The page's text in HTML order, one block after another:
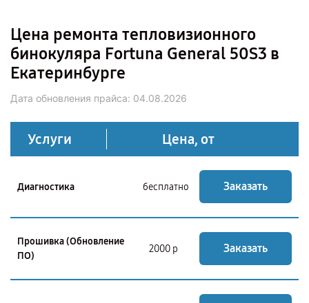
Цена ремонта тепловизионного
бинокуляра Fortuna General 50S3 в
Екатеринбурге
Дата обновления прайса: 04.08.2026
Услуги Цена, от
Диагностика бесплатно Заказать
Прошивка (Обновление
ПО)
2000 р Заказать